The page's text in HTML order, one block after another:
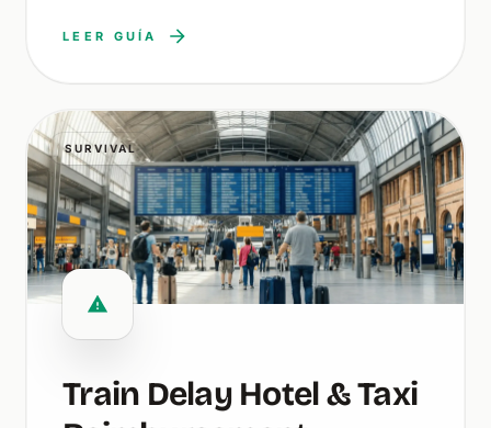
LEER GUÍA
SURVIVAL
Train Delay Hotel & Taxi